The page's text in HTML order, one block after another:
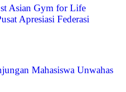
Asian Gym for Life
Apresiasi Federasi
Mahasiswa Unwahas